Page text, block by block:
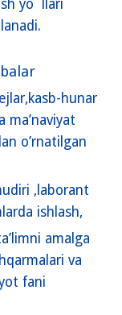
yo`llari
hunar
ma’naviyat
o’rnatilgan
,laborant
ishlash,
amalga
va
fani